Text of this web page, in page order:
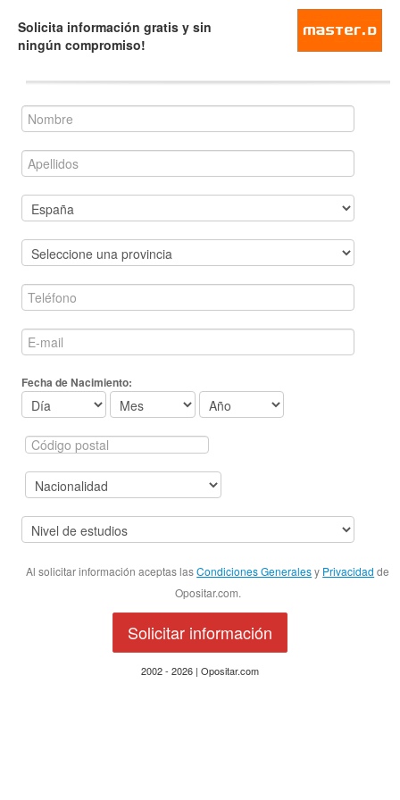
Solicita información gratis y sin
ningún compromiso!
Fecha de Nacimiento:
Al solicitar información aceptas lasCondiciones Generalesy Privacidad de
Opositar.com.
Solicitar información
2002 - 2026 | Opositar.com